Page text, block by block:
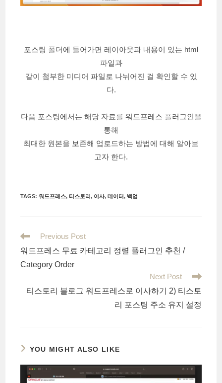
포스팅 폴더에 들어가면 레이아웃과 내용이 있는 html
파일과
같이 첨부한 미디어 파일로 나뉘어진 걸 확인할 수 있
다.
다음 포스팅에서는 해당 자료를 워드프레스 플러그인을
통해
최대한 원본을 보존해 업로드하는 방법에 대해 알아보
고자 한다.
TAGS:워드프레스, 티스토리, 이사, 데이터, 백업
Read
articles
Previous Post
워드프레스 무료 카테고리 정렬 플러그인 추천 /
Category Order
Next Post
티스토리 블로그 워드프레스로 이사하기 2) 티스토
리 포스팅 주소 유지 설정
YOU MIGHT ALSO LIKE